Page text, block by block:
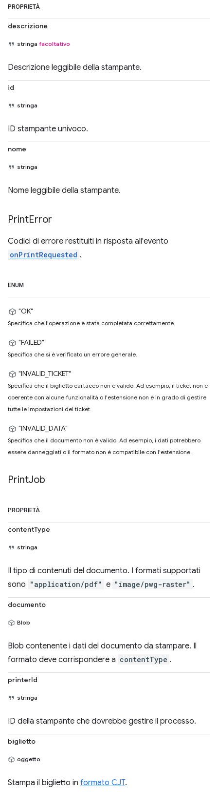
PROPRIETÀ
descrizione
stringa facoltativo
Descrizione leggibile della stampante.
id
stringa
ID stampante univoco.
nome
stringa
Nome leggibile della stampante.
PrintError
Codici di errore restituiti in risposta all'evento
onPrintRequested .
ENUM
"OK"
Specifica che l'operazione è stata completata correttamente.
"FAILED"
Specifica che si è verificato un errore generale.
"INVALID_TICKET"
Specifica che il biglietto cartaceo non è valido. Ad esempio, il ticket non è
coerente con alcune funzionalità o l'estensione non è in grado di gestire
tutte le impostazioni del ticket.
"INVALID_DATA"
Specifica che il documento non è valido. Ad esempio, i dati potrebbero
essere danneggiati o il formato non è compatibile con l'estensione.
PrintJob
PROPRIETÀ
contentType
stringa
Il tipo di contenuti del documento. I formati supportati
sono "application/pdf" e "image/pwg-raster" .
documento
Blob
Blob contenente i dati del documento da stampare. Il
formato deve corrispondere a contentType .
printerId
stringa
ID della stampante che dovrebbe gestire il processo.
biglietto
oggetto
Stampa il biglietto in formato CJT.